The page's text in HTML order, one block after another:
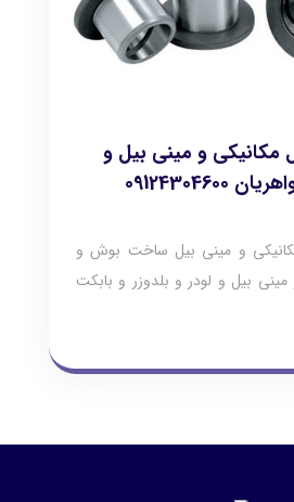
و مینی بیل و
و مینی بیل ساخت بوش و
بیل و لودر و بلدوزر و بابکت